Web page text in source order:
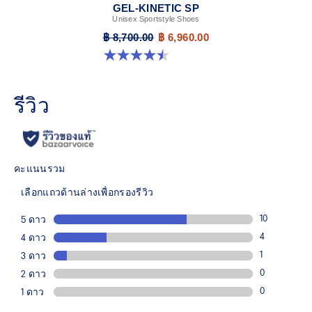
GEL-KINETIC SP
Unisex Sportstyle Shoes
฿ 8,700.00 ฿ 6,960.00
4.5 จาก 5 ดาว 14 รีวิว